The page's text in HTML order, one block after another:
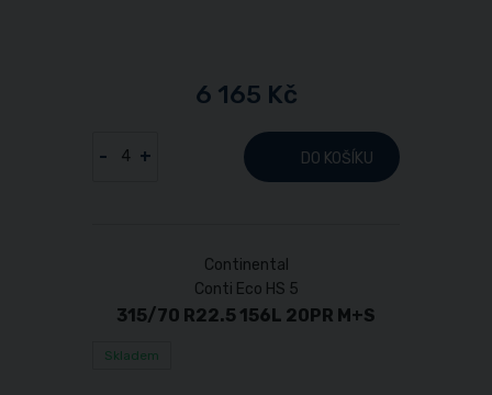
6 165 Kč
- + DO KOŠÍKU
Continental
Conti Eco HS 5
315/70 R22.5 156L 20PR M+S
Skladem